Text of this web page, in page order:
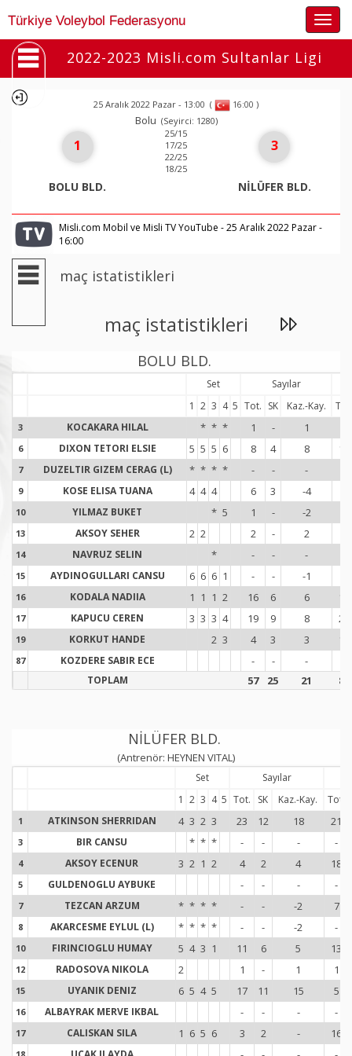
Türkiye Voleybol Federasyonu
2022-2023 Misli.com Sultanlar Ligi
25 Aralık 2022 Pazar - 13:00 ( 16:00 )
Bolu (Seyirci: 1280)
1
BOLU BLD.
25/15
17/25
22/25
18/25
3
NİLÜFER BLD.
Misli.com Mobil ve Misli TV YouTube - 25 Aralık 2022 Pazar -
16:00
maç istatistikleri
maç istatistikleri
BOLU BLD.
Set
Sayılar
1 2 3 4 5 Tot. SK Kaz.-Kay. Tot.
3 KOCAKARA HILAL * * * 1 - 1
6 DIXON TETORI ELSIE 5 5 5 6 8 4 8 16
7 DUZELTIR GIZEM CERAG (L) * * * * - - -
9 KOSE ELISA TUANA 4 4 4 6 3 -4
10 YILMAZ BUKET * 5 1 - -2
13 AKSOY SEHER 2 2 2 - 2
14 NAVRUZ SELIN * - - -
15 AYDINOGULLARI CANSU 6 6 6 1 - - -1
16 KODALA NADIIA 1 1 1 2 16 6 6 10
17 KAPUCU CEREN 3 3 3 4 19 9 8 22
19 KORKUT HANDE 2 3 4 3 3 10
87 KOZDERE SABIR ECE - - -
TOPLAM 57 25 21 84
NİLÜFER BLD.
(Antrenör: HEYNEN VITAL)
Set Sayılar
1 2 3 4 5 Tot. SK Kaz.-Kay. Tot.
1 ATKINSON SHERRIDAN 4 3 2 3 23 12 18 21
3 BIR CANSU * * * - - - -
4 AKSOY ECENUR 3 2 1 2 4 2 4 18
5 GULDENOGLU AYBUKE - - - -
7 TEZCAN ARZUM * * * * - - -2 7
8 AKARCESME EYLUL (L) * * * * - - -2 -
10 FIRINCIOGLU HUMAY 5 4 3 1 11 6 5 13
12 RADOSOVA NIKOLA 2 1 - 1 1
15 UYANIK DENIZ 6 5 4 5 17 11 15 5
16 ALBAYRAK MERVE IKBAL - - - -
17 CALISKAN SILA 1 6 5 6 3 2 - 16